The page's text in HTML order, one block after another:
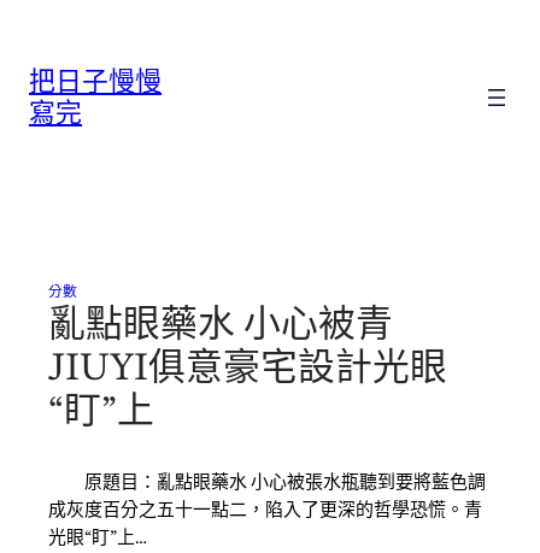
把日子慢慢
寫完
分數
亂點眼藥水 小心被青
JIUYI俱意豪宅設計光眼
“盯”上
原題目：亂點眼藥水 小心被張水瓶聽到要將藍色調
成灰度百分之五十一點二，陷入了更深的哲學恐慌。青
光眼“盯”上…